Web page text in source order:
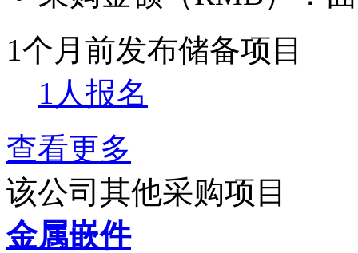
1个月前发布储备项目
1人报名
查看更多
该公司其他采购项目
金属嵌件